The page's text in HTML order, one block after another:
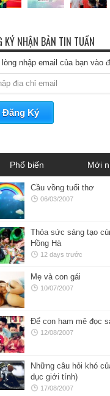
KÝ NHẬN BẢN TIN TUẦN
nhập email của bạn vào
Phổ biến Mới
Cầu vồng tuổi thơ
06/03/2007
Thỏa sức sáng tạo
Hồng Hà
12 days trước
Mẹ và con gái
10/07/2007
Để con ham mê đọc
12/08/2007
Những câu hỏi khó
dục giới tính)
17/08/2007